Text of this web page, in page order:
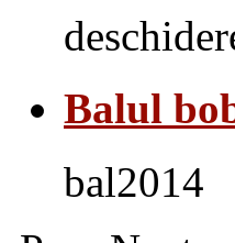
Balul
bal2014